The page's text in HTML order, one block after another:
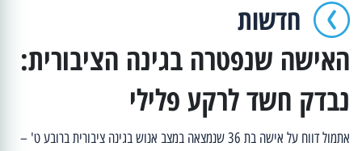
חדשות
האישה שנפטרה בגינה הציבורית:
נבדק חשד לרקע פלילי
אתמול דווח על אישה בת 36 שנמצאה במצב אנוש בגינה ציבורית ברובע ט' –